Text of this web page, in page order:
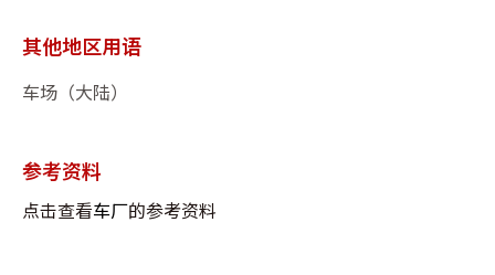
其他地区用语
车场（大陆）
参考资料
点击查看车厂的参考资料